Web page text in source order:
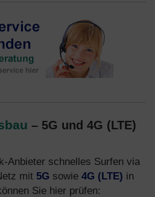
– 5G und 4G (LTE)
Anbieter schnelles Surfen via
mit 5G sowie 4G (LTE) in
Sie hier prüfen: